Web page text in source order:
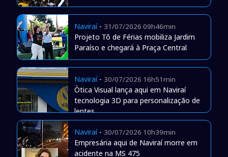
Naviraí- 31/07/2026 09h46min
Projeto Tô de Férias mobiliza Jardim
Paraíso e chegará à Praça Central
Naviraí- 30/07/2026 16h51min
Òtica Visual lança aqui em Naviraí
tecnologia 3D para personalização de
lentes
Naviraí- 30/07/2026 10h39min
Empresária aqui de Naviraí morre em
acidente na MS 475